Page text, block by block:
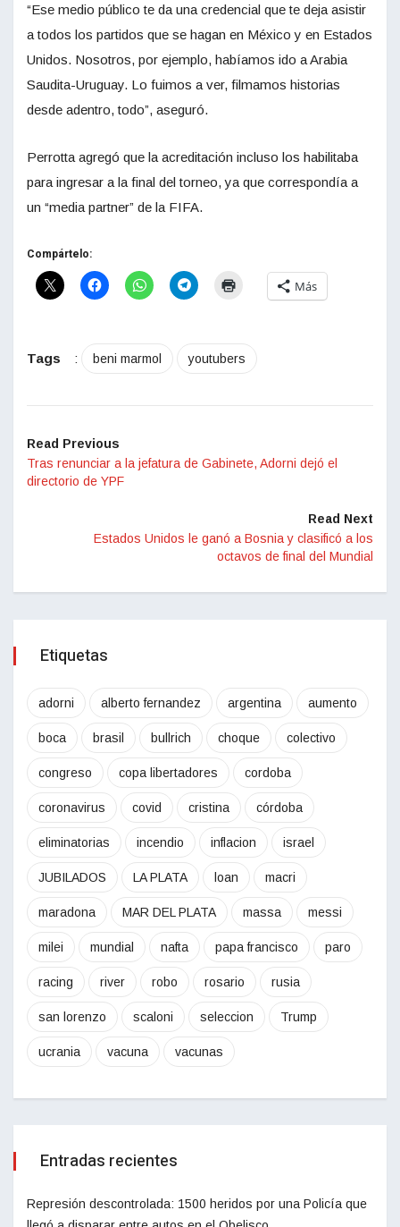
“Ese medio público te da una credencial que te deja asistir
a todos los partidos que se hagan en México y en Estados
Unidos. Nosotros, por ejemplo, habíamos ido a Arabia
Saudita-Uruguay. Lo fuimos a ver, filmamos historias
desde adentro, todo”, aseguró.
Perrotta agregó que la acreditación incluso los habilitaba
para ingresar a la final del torneo, ya que correspondía a
un “media partner” de la FIFA.
Compártelo:
Más
Tags : beni marmol youtubers
Read Previous
Tras renunciar a la jefatura de Gabinete, Adorni dejó el
directorio de YPF
Read Next
Estados Unidos le ganó a Bosnia y clasificó a los
octavos de final del Mundial
Etiquetas
adorni alberto fernandez argentina aumento
boca brasil bullrich choque colectivo
congreso copa libertadores cordoba
coronavirus covid cristina córdoba
eliminatorias incendio inflacion israel
JUBILADOS LA PLATA loan macri
maradona MAR DEL PLATA massa messi
milei mundial nafta papa francisco paro
racing river robo rosario rusia
san lorenzo scaloni seleccion Trump
ucrania vacuna vacunas
Entradas recientes
Represión descontrolada: 1500 heridos por una Policía que